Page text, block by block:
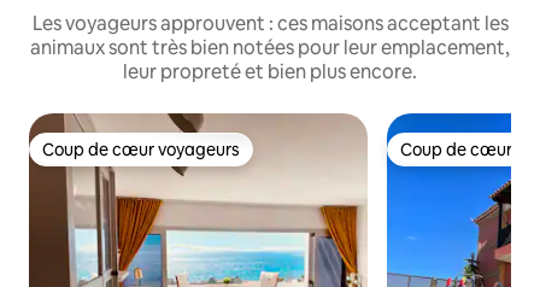
Les voyageurs approuvent : ces maisons acceptant les
animaux sont très bien notées pour leur emplacement,
leur propreté et bien plus encore.
Coup de cœur voyageurs
Coup de cœur voyageurs Coup de cœur
Coup de cœur